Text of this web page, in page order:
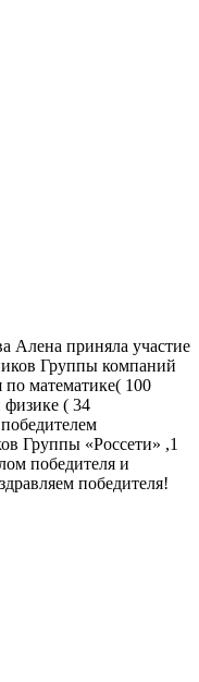
Алена приняла участие
Группы компаний
математике( 100
физике ( 34
Группы «Россети» ,1
победителя и
победителя!